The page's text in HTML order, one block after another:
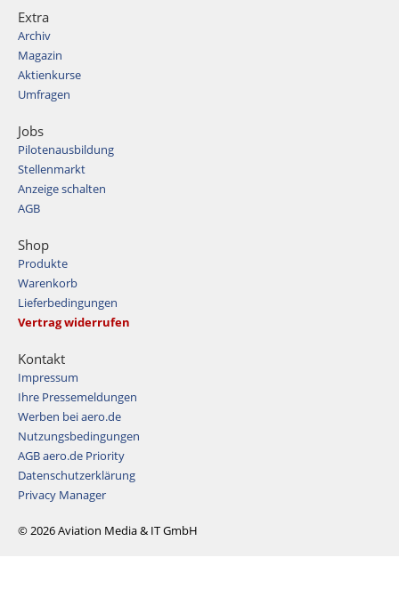
Extra
Archiv
Magazin
Aktienkurse
Umfragen
Jobs
Pilotenausbildung
Stellenmarkt
Anzeige schalten
AGB
Shop
Produkte
Warenkorb
Lieferbedingungen
Vertrag widerrufen
Kontakt
Impressum
Ihre Pressemeldungen
Werben bei aero.de
Nutzungsbedingungen
AGB aero.de Priority
Datenschutzerklärung
Privacy Manager
© 2026 Aviation Media & IT GmbH